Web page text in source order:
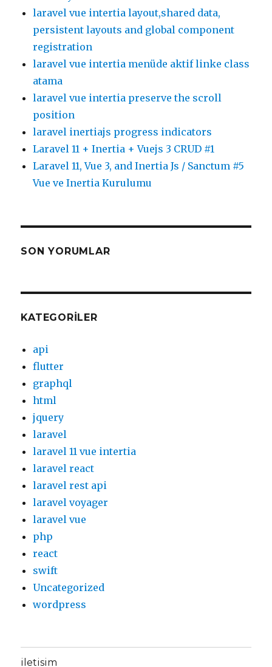
laravel vue intertia layout,shared data,
persistent layouts and global component
registration
laravel vue intertia menüde aktif linke class
atama
laravel vue intertia preserve the scroll
position
laravel inertiajs progress indicators
Laravel 11 + Inertia + Vuejs 3 CRUD #1
Laravel 11, Vue 3, and Inertia Js / Sanctum #5
Vue ve Inertia Kurulumu
SON YORUMLAR
KATEGORILER
api
flutter
graphql
html
jquery
laravel
laravel 11 vue intertia
laravel react
laravel rest api
laravel voyager
laravel vue
php
react
swift
Uncategorized
wordpress
iletisim